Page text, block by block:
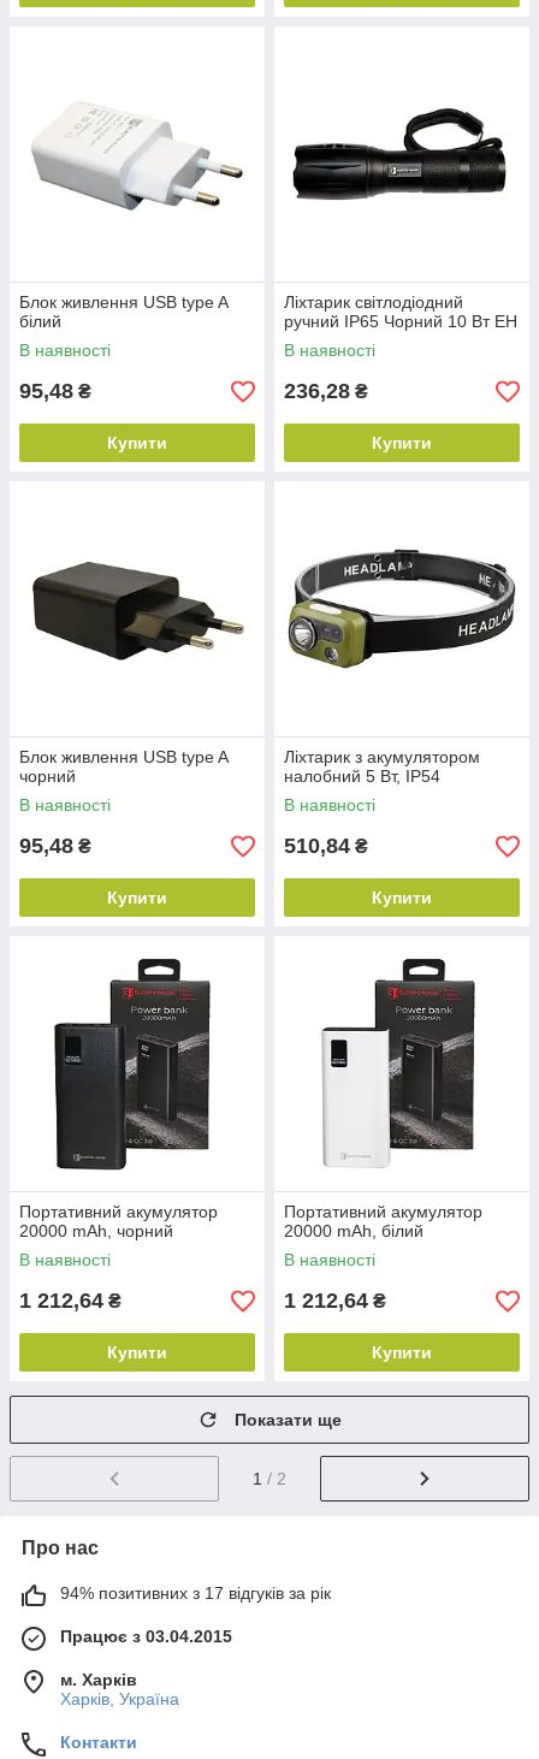
Блок живлення USB type A
білий
В наявності
95,48 ₴
Купити
Ліхтарик світлодіодний
ручний IP65 Чорний 10 Вт EH
В наявності
236,28 ₴
Купити
Блок живлення USB type A
чорний
В наявності
95,48 ₴
Купити
Ліхтарик з акумулятором
налобний 5 Вт, IP54
В наявності
510,84 ₴
Купити
Портативний акумулятор
20000 mAh, чорний
В наявності
1 212,64 ₴
Купити
Портативний акумулятор
20000 mAh, білий
В наявності
1 212,64 ₴
Купити
Показати ще
1 / 2
Про нас
94% позитивних з 17 відгуків за рік
Працює з 03.04.2015
м. Харків
Харків, Україна
Контакти